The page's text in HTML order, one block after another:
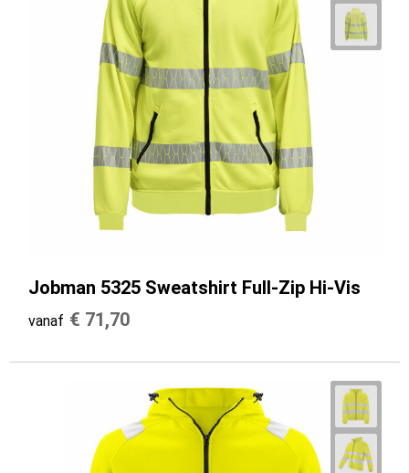
Jobman 5325 Sweatshirt Full-Zip Hi-Vis
vanaf € 71,70